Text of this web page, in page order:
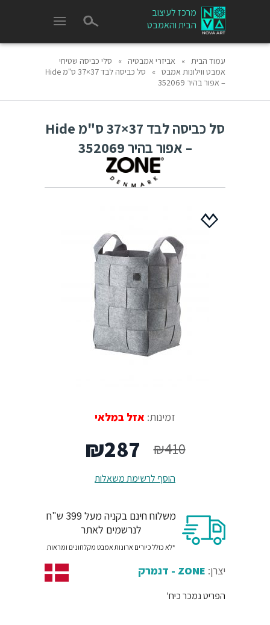
מרכז לעיצוב
הבית והאמבט
עמוד הבית » אביזרי אמבטיה »
סלי כביסה שטיחי
אמבט ווילונות אמבט »
סל כביסה לבד 37×37 ס"מ Hide
– אפור בהיר 352069
סל כביסה לבד 37×37 ס"מ Hide
– אפור בהיר 352069
זמינות: אזל במלאי
₪410
המחיר
המקורי
₪410.
₪287
₪287.
הוסף לרשימת משאלות
משלוח חינם בקניה מעל 399 ש"ח
לנרשמים לאתר
*לא כולל כיורים ארונות אמבט מקלחונים ומראות
יצרן: ZONE - דנמרק
הפריט נמכר כיח'